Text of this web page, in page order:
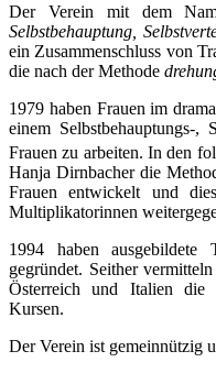
Der Verein mit dem
Selbstbehauptung,
ein Zusammenschluss von
die nach der Methode
1979 haben Frauen im
einem Selbstbehauptungs-,
Frauen zu arbeiten. In den
Hanja Dirnbacher die
Frauen entwickelt und
Multiplikatorinnen
1994 haben ausgebildete
gegründet. Seither
Österreich und Italien
Kursen.
Der Verein ist gemeinnützig